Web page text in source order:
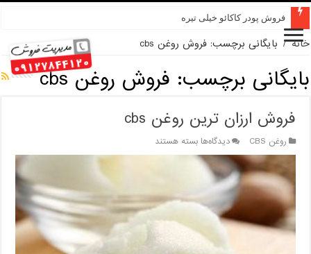
فروش پودر کاکائو خیلی تیره
خانه / بایگانی برچسب: فروش روغن cbs
بایگانی برچسب: فروش روغن cbs
فروش ارزان ترین روغن cbs
روغن CBS دیدگاه‌هابرای
فروش
cbs
بسته هستند